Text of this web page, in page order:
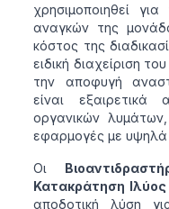
χρησιμοποιηθεί
αναγκών της
κόστος της
ειδική διαχείριση
την αποφυγή
είναι εξαιρετικά
οργανικών
εφαρμογές με υψηλά
Οι
Κατακράτηση Ιλύος
αποδοτική λύση